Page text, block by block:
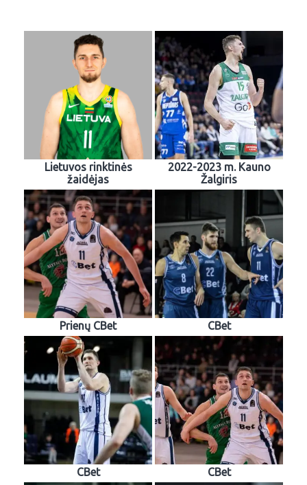
Lietuvos rinktinės
žaidėjas
2022-2023 m. Kauno
Žalgiris
Prienų CBet CBet
CBet CBet